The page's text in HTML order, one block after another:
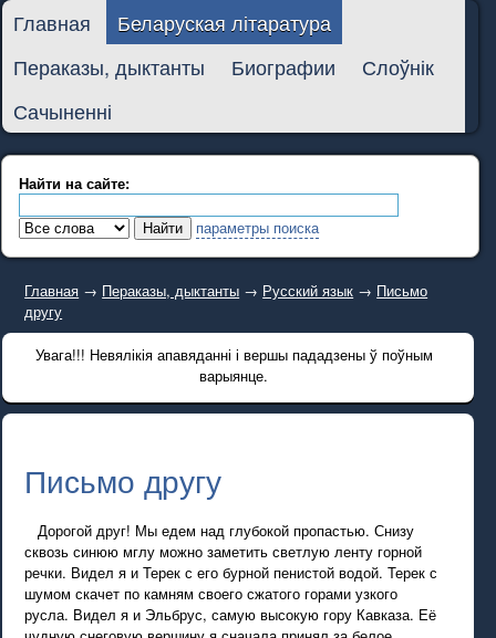
Главная
Беларуская літаратура
Пераказы, дыктанты
Биографии
Слоўнік
Сачыненні
Найти на сайте:
параметры поиска
Главная → Пераказы, дыктанты → Русский язык → Письмо
другу
Увага!!! Невялікія апавяданні і вершы пададзены ў поўным
варыянце.
Письмо другу
Дорогой друг! Мы едем над глубокой пропастью. Снизу
сквозь синюю мглу можно заметить светлую ленту горной
речки. Видел я и Терек с его бурной пенистой водой. Терек с
шумом скачет по камням своего сжатого горами узкого
русла. Видел я и Эльбрус, самую высокую гору Кавказа. Её